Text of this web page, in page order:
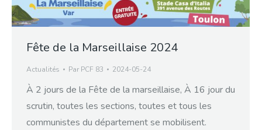
Fête de la Marseillaise 2024
Actualités Par PCF 83 2024-05-24
À 2 jours de la Fête de la marseillaise, À 16 jour du
scrutin, toutes les sections, toutes et tous les
communistes du département se mobilisent.